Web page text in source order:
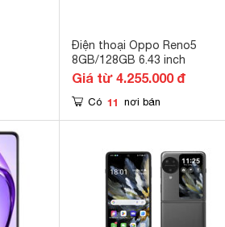
Điện thoại Oppo Reno5
8GB/128GB 6.43 inch
Giá từ 4.255.000 đ
Có 11 nơi bán